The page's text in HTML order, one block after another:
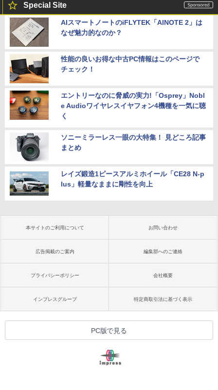
Special Site
AIスマートノートのiFLYTEK「AINOTE 2」は
なぜ魅力的なのか？
性能の良いお得な中古PC情報はこのページで
チェック！
エントリーなのに脅威の実力!「Osprey」Nobl
e Audioワイヤレスイヤフォン4機種を一気に聴
く
ソニーミラーレス一眼の大特集！ 見どころ記事
まとめ
レイズ鍛造1ピースアルミホイール「CE28 N-p
lus」軽量なままに剛性を向上
本サイトのご利用について お問い合わせ
広告掲載のご案内 編集部へのご連絡
プライバシーポリシー 会社概要
インプレスグループ 特定商取引法に基づく表示
PC版で見る